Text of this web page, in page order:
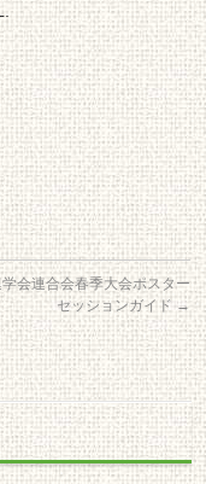
会連合会春季大会ポスター
セッションガイド→